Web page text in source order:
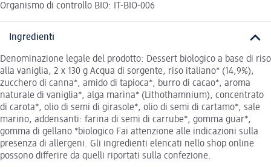
Organismo di controllo BIO: IT-BIO-006
Ingredienti
Denominazione legale del prodotto: Dessert biologico a base di riso
alla vaniglia, 2 x 130 g Acqua di sorgente, riso italiano* (14,9%),
zucchero di canna*, amido di tapioca*, burro di cacao*, aroma
naturale di vaniglia*, alga marina* (Lithothamnium), concentrato
di carota*, olio di semi di girasole*, olio di semi di cartamo*, sale
marino, addensanti: farina di semi di carrube*, gomma guar*,
gomma di gellano *biologico Fai attenzione alle indicazioni sulla
presenza di allergeni. Gli ingredienti elencati nello shop online
possono differire da quelli riportati sulla confezione.